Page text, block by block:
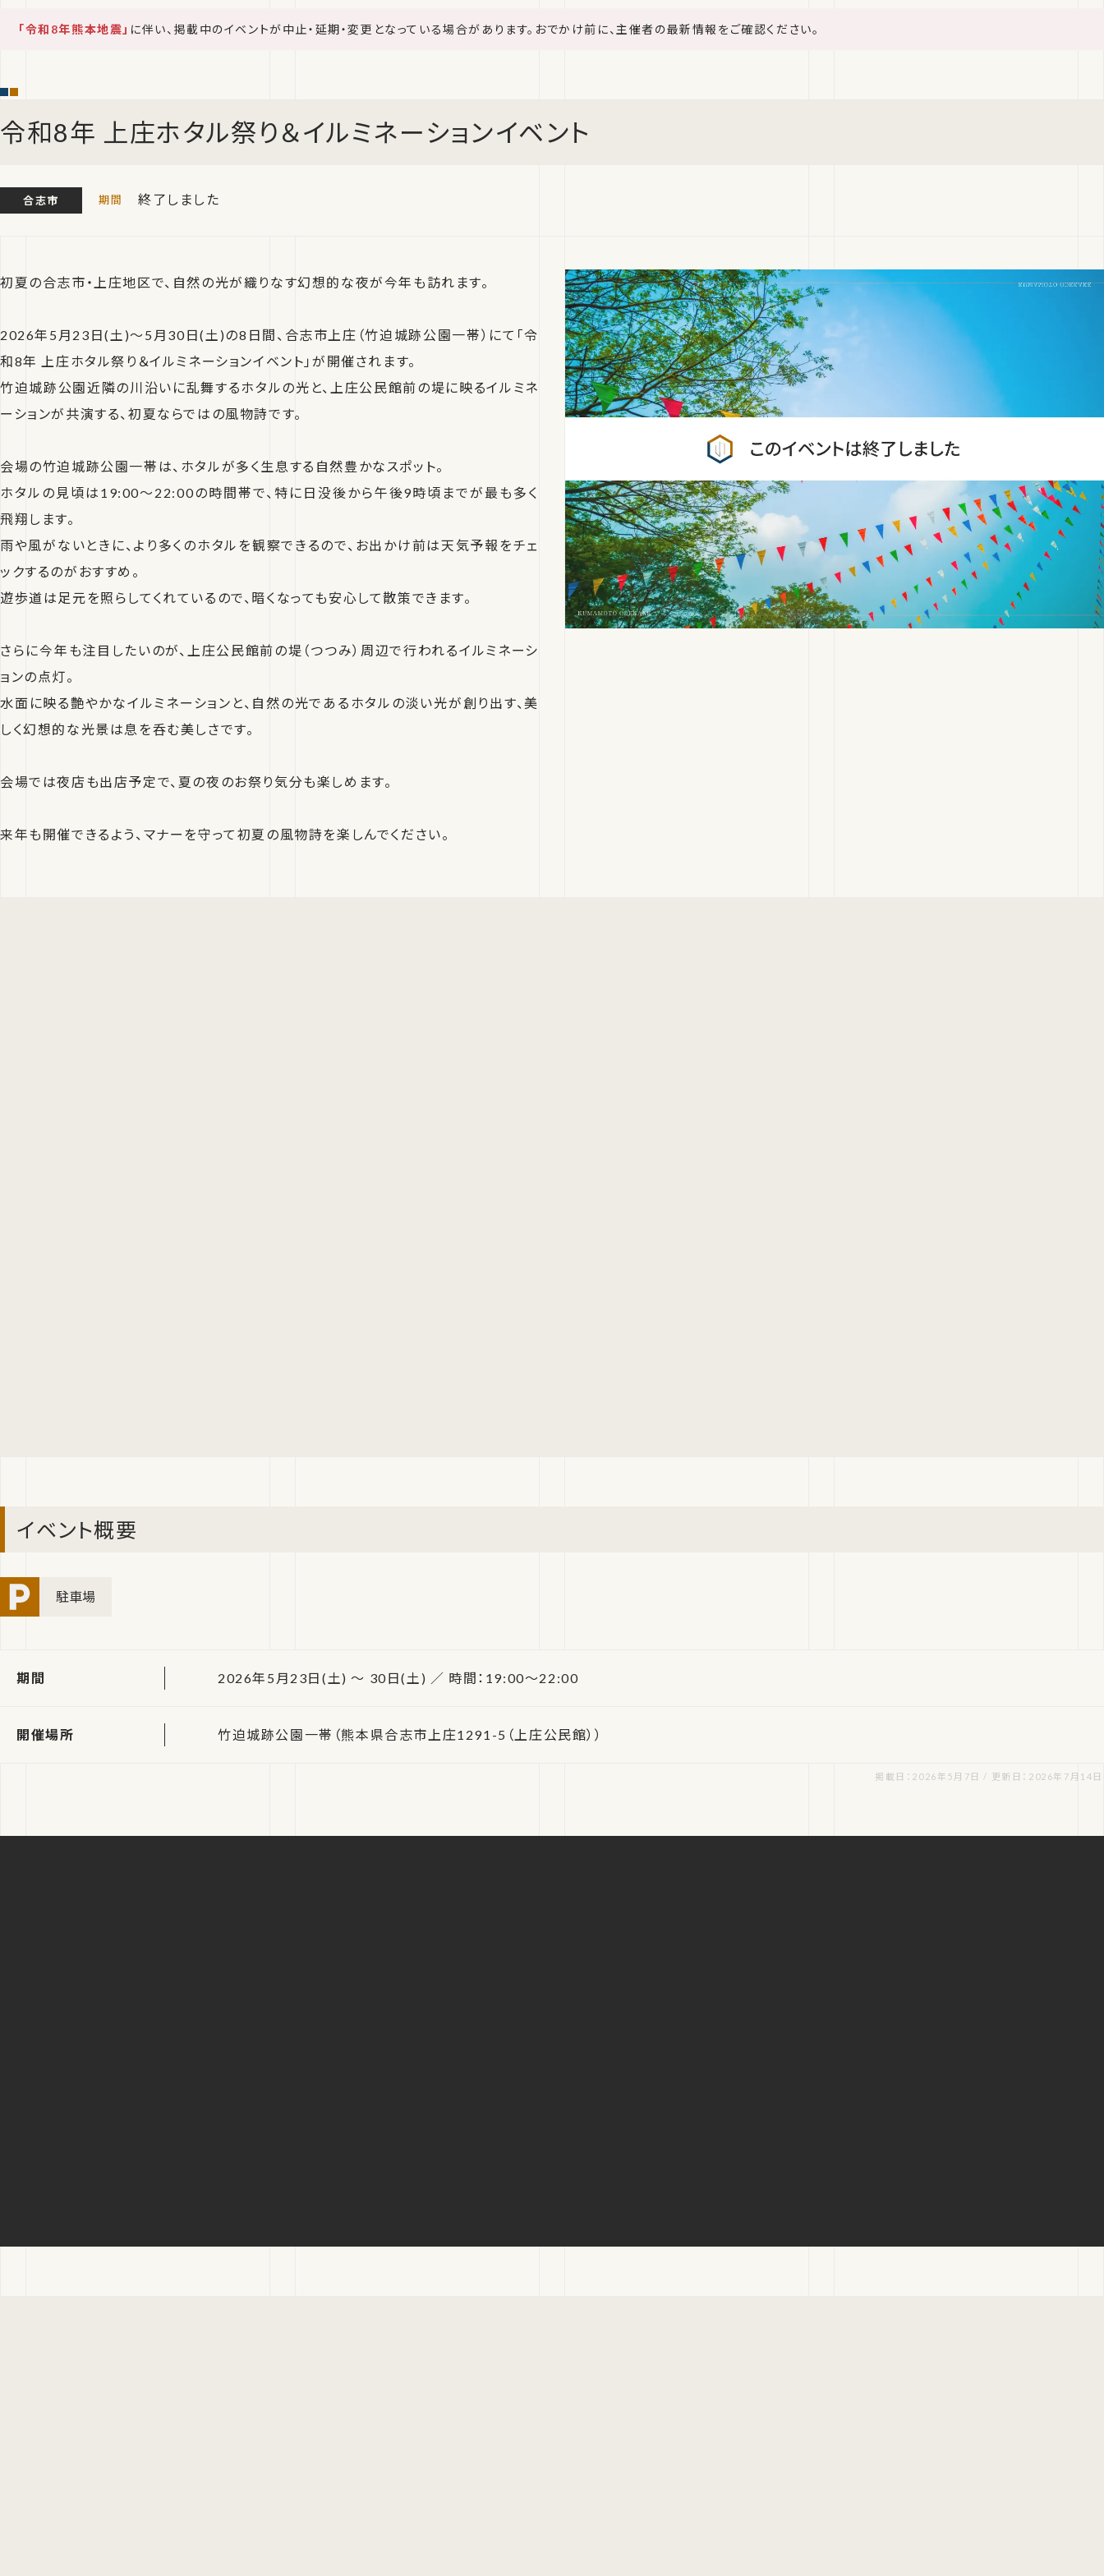
「令和8年熊本地震」 に伴い、掲載中のイベントが中止・延期・変更となっている場合があります。おでかけ前に、主催者の最新情報をご確認ください。
令和8年 上庄ホタル祭り＆イルミネーションイベント
合志市 終了しました
初夏の合志市・上庄地区で、自然の光が織りなす幻想的な夜が今年も訪れます。
2026年5月23日(土)〜5月30日(土)の8日間、合志市上庄（竹迫城跡公園一帯）にて「令
和8年 上庄ホタル祭り＆イルミネーションイベント」が開催されます。
竹迫城跡公園近隣の川沿いに乱舞するホタルの光と、上庄公民館前の堤に映るイルミネ
ーションが共演する、初夏ならではの風物詩です。
会場の竹迫城跡公園一帯は、ホタルが多く生息する自然豊かなスポット。
ホタルの見頃は19:00〜22:00の時間帯で、特に日没後から午後9時頃までが最も多く
飛翔します。
雨や風がないときに、より多くのホタルを観察できるので、お出かけ前は天気予報をチェ
ックするのがおすすめ。
遊歩道は足元を照らしてくれているので、暗くなっても安心して散策できます。
さらに今年も注目したいのが、上庄公民館前の堤（つつみ）周辺で行われるイルミネーシ
ョンの点灯。
水面に映る艶やかなイルミネーションと、自然の光であるホタルの淡い光が創り出す、美
しく幻想的な光景は息を呑む美しさです。
会場では夜店も出店予定で、夏の夜のお祭り気分も楽しめます。
来年も開催できるよう、マナーを守って初夏の風物詩を楽しんでください。
イベント概要
駐車場
期間 2026年5月23日(土) ～ 30日(土) ／ 時間：19:00～22:00
開催場所 竹迫城跡公園一帯（熊本県合志市上庄1291-5（上庄公民館））
掲載日：2026年5月7日 / 更新日：2026年7月14日